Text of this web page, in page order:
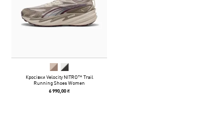
Кросівки Velocity NITRO™ Trail
Running Shoes Women
6 990,00 ₴